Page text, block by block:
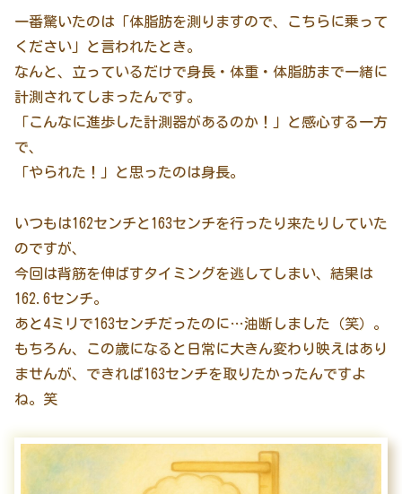
一番驚いたのは「体脂肪を測りますので、こちらに乗って
ください」と言われたとき。
なんと、立っているだけで身長・体重・体脂肪まで一緒に
計測されてしまったんです。
「こんなに進歩した計測器があるのか！」と感心する一方
で、
「やられた！」と思ったのは身長。
いつもは162センチと163センチを行ったり来たりしていた
のですが、
今回は背筋を伸ばすタイミングを逃してしまい、結果は
162.6センチ。
あと4ミリで163センチだったのに…油断しました（笑）。
もちろん、この歳になると日常に大きん変わり映えはあり
ませんが、できれば163センチを取りたかったんですよ
ね。笑